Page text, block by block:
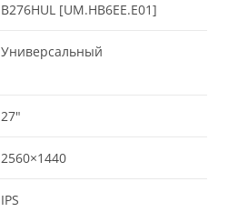
B276HUL [UM.HB6EE.E01]
Универсальный
27"
2560×1440
IPS